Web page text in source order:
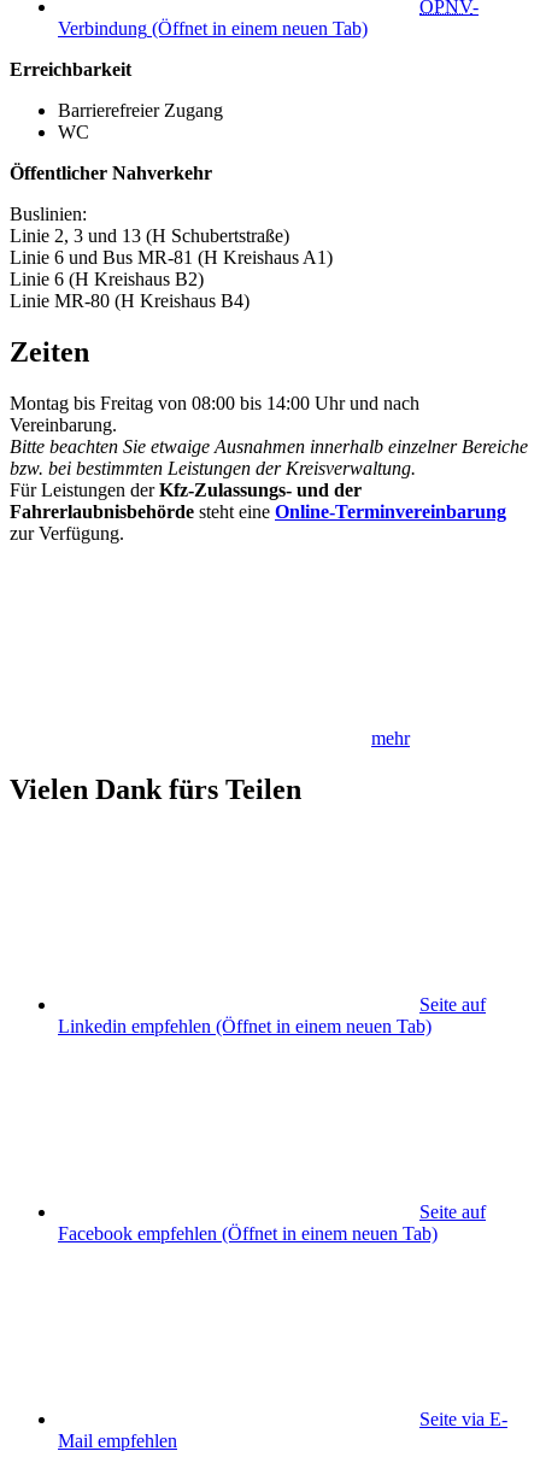
ÖPNV-
Verbindung (Öffnet in einem neuen Tab)
Erreichbarkeit
Barrierefreier Zugang
WC
Öffentlicher Nahverkehr
Buslinien:
Linie 2, 3 und 13 (H Schubertstraße)
Linie 6 und Bus MR-81 (H Kreishaus A1)
Linie 6 (H Kreishaus B2)
Linie MR-80 (H Kreishaus B4)
Zeiten
Montag bis Freitag von 08:00 bis 14:00 Uhr und nach
Vereinbarung.
Bitte beachten Sie etwaige Ausnahmen innerhalb einzelner Bereiche
bzw. bei bestimmten Leistungen der Kreisverwaltung.
Für Leistungen derKfz-Zulassungs- und der
Fahrerlaubnisbehörde steht eine Online-Terminvereinbarung
zur Verfügung.
mehr
Vielen Dank fürs Teilen
Seite auf
Linkedin empfehlen (Öffnet in einem neuen Tab)
Seite auf
Facebook empfehlen (Öffnet in einem neuen Tab)
Seite via E-
Mail empfehlen